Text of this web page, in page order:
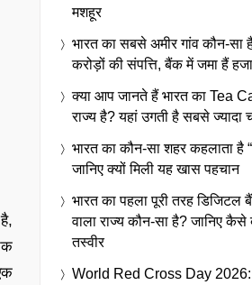
मशहूर
भारत का सबसे अमीर गांव कौन-सा
करोड़ों की संपत्ति, बैंक में जमा हैं
क्या आप जानते हैं भारत का Tea
राज्य है? यहां उगती है सबसे ज्यादा
भारत का कौन-सा शहर कहलाता है
जानिए क्यों मिली यह खास पहचान
भारत का पहला पूरी तरह डिजिटल
वाला राज्य कौन-सा है? जानिए
तस्वीर
World Red Cross Day 2026: